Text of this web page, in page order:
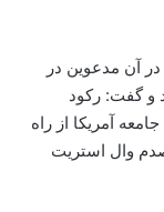
آن مدعوین در
و گفت: رکود
ربا راه نجات ندارد؛ ۶۲ درصد جامعه آمریکا از راه
وال استریت